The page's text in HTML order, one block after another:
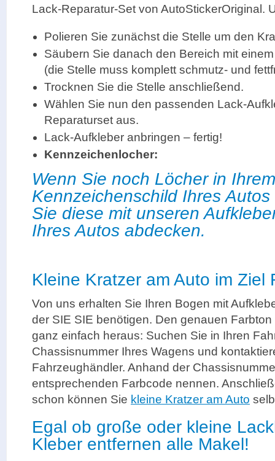
Lack-Reparatur-Set von AutoStickerOriginal.
Polieren Sie zunächst die Stelle um den
Säubern Sie danach den Bereich mit
(die Stelle muss komplett schmutz- und
Trocknen Sie die Stelle anschließend.
Wählen Sie nun den passenden Lack-
Reparaturset aus.
Lack-Aufkleber anbringen – fertig!
Kennzeichenlocher:
Wenn Sie noch Löcher in Ihrem
Kennzeichenschild Ihres
Sie diese mit unseren
Ihres Autos abdecken.
Kleine Kratzer am Auto im Ziel
Von uns erhalten Sie Ihren Bogen mit
der SIE SIE benötigen. Den genauen
ganz einfach heraus: Suchen Sie in Ihren
Chassisnummer Ihres Wagens und
Fahrzeughändler. Anhand der
entsprechenden Farbcode nennen.
schon können Sie kleine Kratzer am Auto
Egal ob große oder kleine
Kleber entfernen alle Makel!